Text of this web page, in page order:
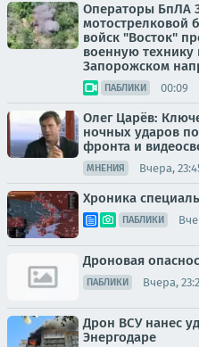
Операторы БпЛА
мотострелковой
войск "Восток"
военную
Запорожском
ПАБЛИКИ 00:09
Олег Царёв:
ночных ударов
фронта и
МНЕНИЯ Вчера,
Хроника
ПАБЛИКИ
Дроновая
ПАБЛИКИ Вчера,
Дрон ВСУ нанес
Энергодаре